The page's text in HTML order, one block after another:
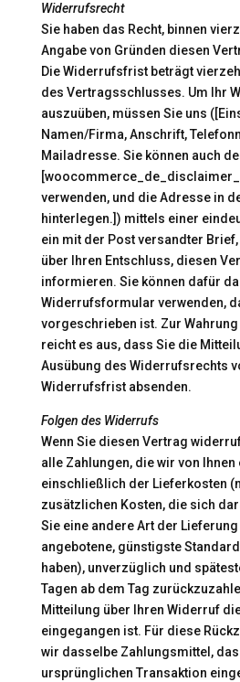
Widerrufsrecht
Sie haben das Recht, binnen
Angabe von Gründen diesen
Die Widerrufsfrist beträgt
des Vertragsschlusses. Um Ihr
auszuüben, müssen Sie uns
Namen/Firma, Anschrift,
Mailadresse. Sie können auch
verwenden, und die Adresse in
hinterlegen.]) mittels einer
ein mit der Post versandter
über Ihren Entschluss, diesen
informieren. Sie können dafür
Widerrufsformular verwenden,
vorgeschrieben ist. Zur
reicht es aus, dass Sie die
Ausübung des Widerrufsrechts
Widerrufsfrist absenden.
Folgen des Widerrufs
Wenn Sie diesen Vertrag
alle Zahlungen, die wir von Ihnen
einschließlich der Lieferkosten
zusätzlichen Kosten, die sich
Sie eine andere Art der
angebotene, günstigste
haben), unverzüglich und
Tagen ab dem Tag
Mitteilung über Ihren Widerruf
eingegangen ist. Für diese
wir dasselbe Zahlungsmittel,
ursprünglichen Transaktion